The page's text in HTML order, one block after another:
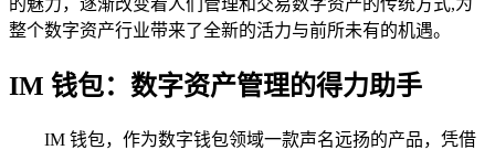
整个数字资产行业带来了全新的活力与前所未有的机遇。
IM 钱包：数字资产管理的得力助手
IM 钱包，作为数字钱包领域一款声名远扬的产品，凭借